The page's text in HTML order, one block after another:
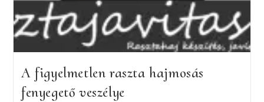
A figyelmetlen raszta hajmosás
fenyegető veszélye